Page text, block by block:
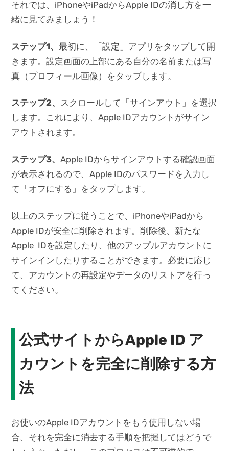
それでは、iPhoneやiPadからApple IDの消し方を一
緒に見てみましょう！
ステップ1、最初に、「設定」アプリをタップして開
きます。設定画面の上部にある自分の名前または写
真（プロフィール画像）をタップします。
ステップ2、 スクロールして「サインアウト」を選択
します。これにより、Apple IDアカウントがサイン
アウトされます。
ステップ3、Apple IDからサインアウトする確認画面
が表示されるので、Apple IDのパスワードを入力し
て「オフにする」をタップします。
以上のステップに従うことで、iPhoneやiPadから
Apple IDが安全に削除されます。削除後、新たな
Apple IDを設定したり、他のアップルアカウントに
サインインしたりすることができます。必要に応じ
て、アカウントの再設定やデータのリストアを行っ
てください。
公式サイトからApple ID ア
カウントを完全に削除する方
法
お使いのApple IDアカウントをもう使用しない場
合、それを完全に消去する手順を把握してはどうで